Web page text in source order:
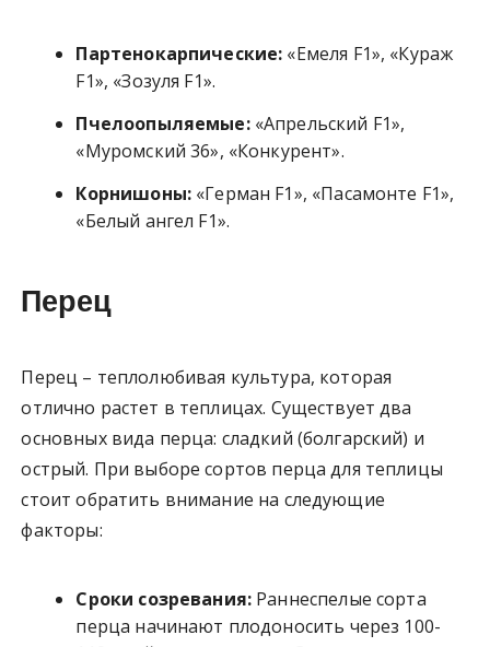
Партенокарпические: «Емеля F1», «Кураж
F1», «Зозуля F1».
Пчелоопыляемые:«Апрельский F1»,
«Муромский 36», «Конкурент».
Корнишоны:«Герман F1», «Пасамонте F1»,
«Белый ангел F1».
Перец
Перец – теплолюбивая культура, которая
отлично растет в теплицах. Существует два
основных вида перца: сладкий (болгарский) и
острый. При выборе сортов перца для теплицы
стоит обратить внимание на следующие
факторы:
Сроки созревания: Раннеспелые сорта
перца начинают плодоносить через 100-